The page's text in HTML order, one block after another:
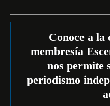
Conoce a la
membresía
nos permite
periodismo